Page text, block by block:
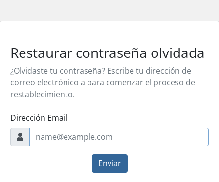
Restaurar contraseña olvidada
¿Olvidaste tu contraseña? Escribe tu dirección de
correo electrónico a para comenzar el proceso de
restablecimiento.
Dirección Email
Enviar